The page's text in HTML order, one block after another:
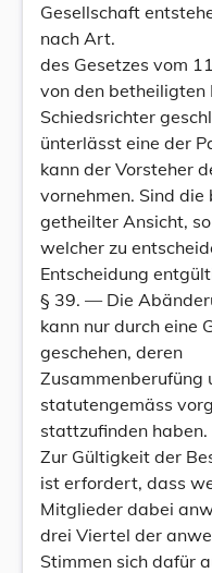
Gesellschaft
nach Art.
des Gesetzes vom
von den betheiligten
Schiedsrichter
ünterlässt eine der
kann der Vorsteher
vornehmen. Sind
getheilter Ansicht,
welcher zu
Entscheidung
§ 39. — Die
kann nur durch eine
geschehen, deren
Zusammenberufüng
statutengemäss
stattzufinden haben.
Zur Gültigkeit der
ist erfordert, dass
Mitglieder dabei
drei Viertel der
Stimmen sich dafür